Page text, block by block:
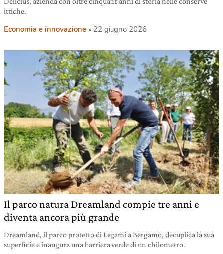
ittiche.
Economia e innovazione 22 giugno 2026
Il parco natura Dreamland compie tre anni e
diventa ancora più grande
Dreamland, il parco protetto di Legami a Bergamo, decuplica la sua
superficie e inaugura una barriera verde di un chilometro.